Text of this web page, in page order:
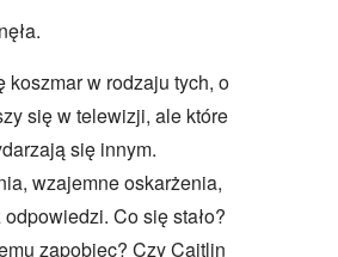
koszmar w rodzaju tych, o
się w telewizji, ale które
się innym.
wzajemne oskarżenia,
Co się stało?
zapobiec? Czy Caitlin